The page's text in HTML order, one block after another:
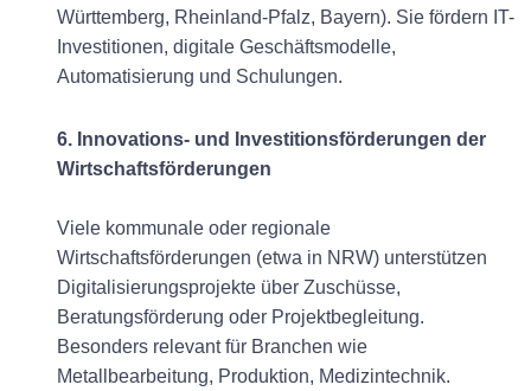
Württemberg, Rheinland-Pfalz, Bayern). Sie fördern IT-
Investitionen, digitale Geschäftsmodelle,
Automatisierung und Schulungen.
6. Innovations- und Investitionsförderungen der
Wirtschaftsförderungen
Viele kommunale oder regionale
Wirtschaftsförderungen (etwa in NRW) unterstützen
Digitalisierungsprojekte über Zuschüsse,
Beratungsförderung oder Projektbegleitung.
Besonders relevant für Branchen wie
Metallbearbeitung, Produktion, Medizintechnik.